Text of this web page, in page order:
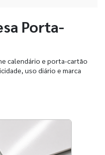
Porta-
calendário e porta-cartão
uso diário e marca